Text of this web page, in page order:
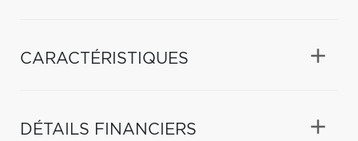
CARACTÉRISTIQUES
DÉTAILS FINANCIERS